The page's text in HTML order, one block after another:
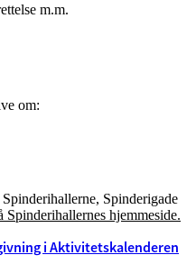
m.m.
om:
Spinderigade
hjemmeside.
i Aktivitetskalenderen